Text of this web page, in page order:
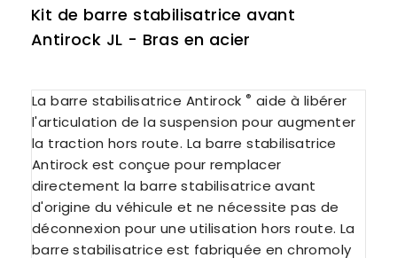
Kit de barre stabilisatrice avant
Antirock JL - Bras en acier
La barre stabilisatrice Antirock ® aide à libérer
l'articulation de la suspension pour augmenter
la traction hors route. La barre stabilisatrice
Antirock est conçue pour remplacer
directement la barre stabilisatrice avant
d'origine du véhicule et ne nécessite pas de
déconnexion pour une utilisation hors route. La
barre stabilisatrice est fabriquée en chromoly